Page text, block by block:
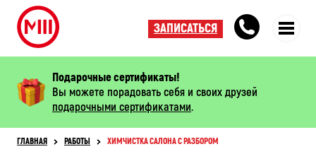
Подарочные сертификаты!
Вы можете порадовать себя и своих друзей
подарочными сертификатами.
ГЛАВНАЯ РАБОТЫ ХИМЧИСТКА САЛОНА С РАЗБОРОМ
ЗАПИСАТЬСЯ